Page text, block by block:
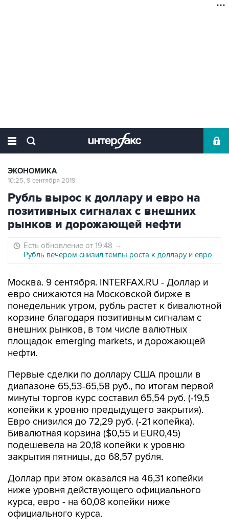
ЭКОНОМИКА
10:25, 9 сентября 2019
Рубль вырос к доллару и евро на
позитивных сигналах с внешних
рынков и дорожающей нефти
Есть обновление от 19:48 →
Рубль вечером снизил темпы роста к доллару и евро
Москва. 9 сентября. INTERFAX.RU - Доллар и
евро снижаются на Московской бирже в
понедельник утром, рубль растет к бивалютной
корзине благодаря позитивным сигналам с
внешних рынков, в том числе валютных
площадок emerging markets, и дорожающей
нефти.
Первые сделки по доллару США прошли в
диапазоне 65,53-65,58 руб., по итогам первой
минуты торгов курс составил 65,54 руб. (-19,5
копейки к уровню предыдущего закрытия).
Евро снизился до 72,29 руб. (-21 копейка).
Бивалютная корзина ($0,55 и EUR0,45)
подешевела на 20,18 копейки к уровню
закрытия пятницы, до 68,57 рубля.
Доллар при этом оказался на 46,31 копейки
ниже уровня действующего официального
курса, евро - на 60,08 копейки ниже
официального курса.